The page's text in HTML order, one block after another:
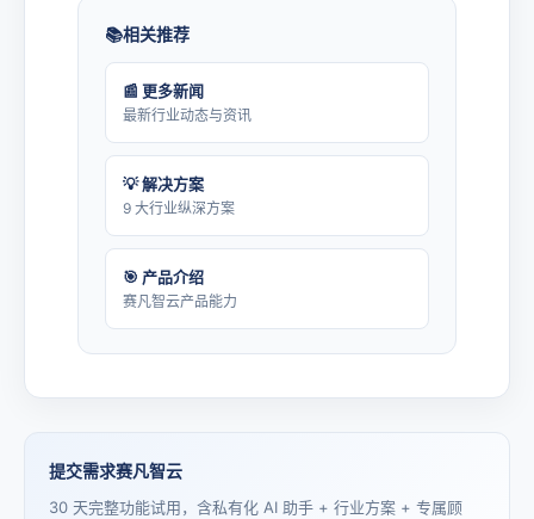
相关推荐
📰 更多新闻
最新行业动态与资讯
💡 解决方案
9 大行业纵深方案
🎯 产品介绍
赛凡智云产品能力
提交需求赛凡智云
30 天完整功能试用，含私有化 AI 助手 + 行业方案 + 专属顾